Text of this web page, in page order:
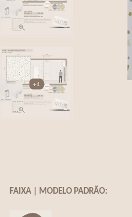
+4
FAIXA | MODELO PADRÃO: